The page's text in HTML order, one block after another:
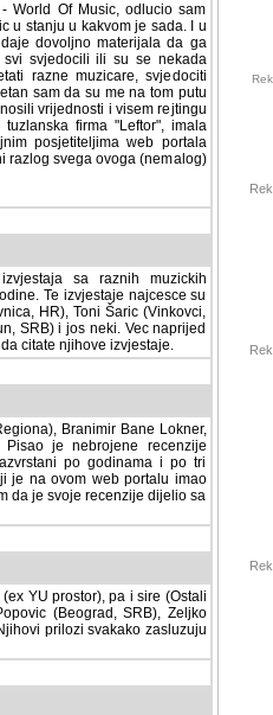
World Of Music, odlucio sam
u stanju u kakvom je sada. I u
dovoljno materijala da ga
ili su se nekada desile.
muzicare, svjedociti njihovim
da su me na tom putu pratili
i visem rejtingu ovog
firma "Leftor", imala
posjetiteljima web portala
razlog svega ovoga (nemalog)
sa raznih muzickih
Te izvjestaje najcesce su
HR), Toni Šaric (Vinkovci,
SRB) i jos neki. Vec naprijed
citate njihove izvjestaje.
Branimir Bane Lokner,
nebrojene recenzije muzickih
godinama i po tri osnovne
portalu imao svoju rubriku.
dijelio sa svima vama,
YU prostor), pa i sire (Ostali
(Beograd, SRB), Zeljko Milovic
svakako zasluzuju da se